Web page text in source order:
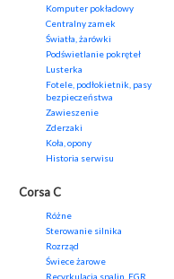
Komputer pokładowy
Centralny zamek
Światła, żarówki
Podświetlanie pokręteł
Lusterka
Fotele, podłokietnik, pasy
bezpieczeństwa
Zawieszenie
Zderzaki
Koła, opony
Historia serwisu
Corsa C
Różne
Sterowanie silnika
Rozrząd
Świece żarowe
Recyrkulacja spalin, EGR